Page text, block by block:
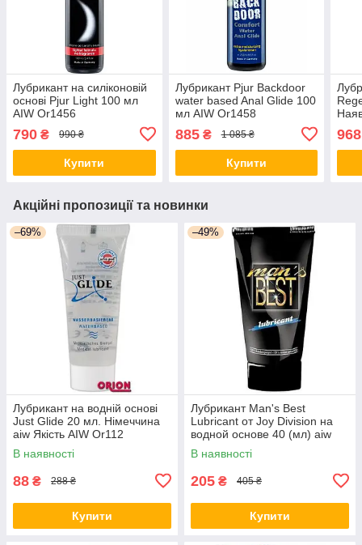
Лубрикант на силіконовій
основі Pjur Light 100 мл
AIW Or1456
790 ₴ 990 ₴
Купити
Лубрикант Pjur Backdoor
water based Anal Glide 100
мл AIW Or1458
885₴ 1 085 ₴
Купити
968
Акційні пропозиції та новинки
–69%
Лубрикант на водній основі
Just Glide 20 мл. Німеччина
aiw Якість AIW Or112
В наявності
88 ₴ 288 ₴
Купити
–49%
Лубрикант Man's Best
Lubricant от Joy Division на
водной основе 40 (мл) aiw
Качество AIW Or97
В наявності
205 ₴ 405 ₴
Купити